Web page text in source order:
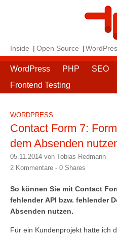
Inside Open Source
WordPress PHP SEO
Frontend Testing
WORDPRESS
Contact Form 7:
dem Absenden
05.11.2014 von Tobias Redmann
2 Kommentare - 0 Shares
So können Sie mit Contact
fehlender API bzw. fehlender
Absenden nutzen.
Für ein Kundenprojekt hatte ich